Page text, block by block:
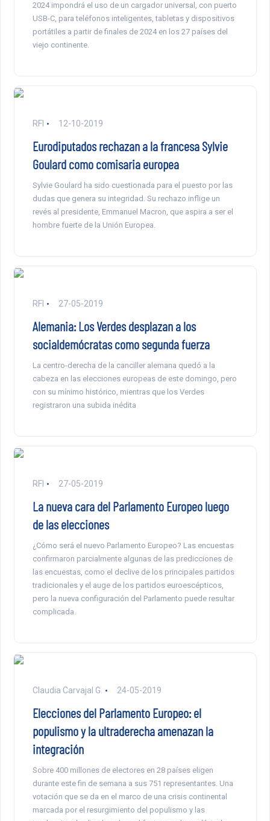
2024 impondrá el uso de un cargador universal, con puerto
USB-C, para teléfonos inteligentes, tabletas y dispositivos
portátiles a partir de finales de 2024 en los 27 países del
viejo continente.
RFI 12-10-2019
Eurodiputados rechazan a la francesa Sylvie
Goulard como comisaria europea
Sylvie Goulard ha sido cuestionada para el puesto por las
dudas que genera su integridad. Su rechazo inflige un
revés al presidente, Emmanuel Macron, que aspira a ser el
hombre fuerte de la Unión Europea.
RFI 27-05-2019
Alemania: Los Verdes desplazan a los
socialdemócratas como segunda fuerza
La centro-derecha de la canciller alemana quedó a la
cabeza en las elecciones europeas de este domingo, pero
con su mínimo histórico, mientras que los Verdes
registraron una subida inédita
RFI 27-05-2019
La nueva cara del Parlamento Europeo luego
de las elecciones
¿Cómo será el nuevo Parlamento Europeo? Las encuestas
confirmaron parcialmente algunas de las predicciones de
las encuestas, como el declive de los principales partidos
tradicionales y el auge de los partidos euroescépticos,
pero la nueva configuración del Parlamento puede resultar
complicada.
Claudia Carvajal G. 24-05-2019
Elecciones del Parlamento Europeo: el
populismo y la ultraderecha amenazan la
integración
Sobre 400 millones de electores en 28 países eligen
durante este fin de semana a sus 751 representantes. Una
votación que se da en el marco de una crisis continental
marcada por el resurgimiento del populismo y las